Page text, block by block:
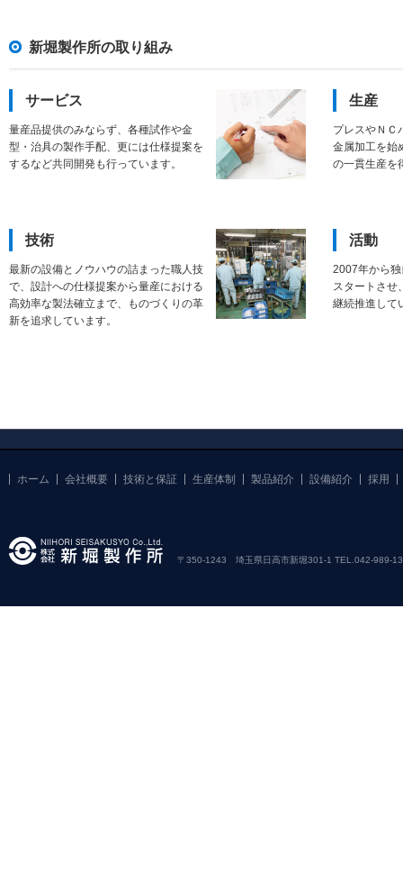
新堀製作所の取り組み
サービス
量産品提供のみならず、各種試作や金
型・治具の製作手配、更には仕様提案を
するなど共同開発も行っています。
生産
プレスやＮＣ
金属加工を始
の一貫生産を
技術
最新の設備とノウハウの詰まった職人技
で、設計への仕様提案から量産における
高効率な製法確立まで、ものづくりの革
新を追求しています。
活動
2007年から
スタートさせ
継続推進して
ホーム 会社概要 技術と保証 生産体制 製品紹介 設備紹介 採用
〒350-1243 埼玉県日高市新堀301-1 TEL.042-989-